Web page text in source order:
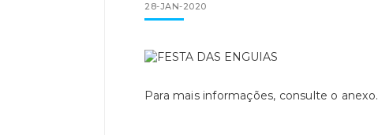
28-JAN-2020
Para mais informações, consulte o anexo.